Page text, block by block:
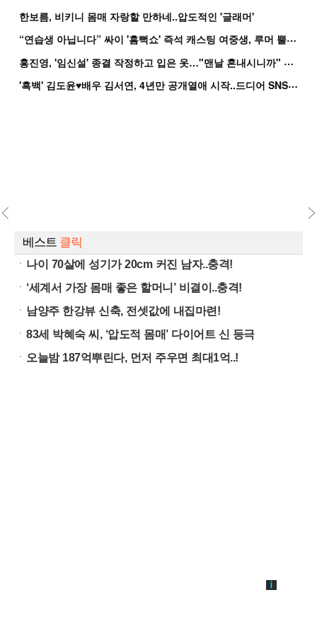
한보름, 비키니 몸매 자랑할 만하네..압도적인 '글래머'
“
연습생 아닙니다” 싸이 '흠뻑쇼' 즉석 캐스팅 여중생, 루머 뿔났다[Oh!쎈 이...
홍
진영, '임신설' 종결 작정하고 입은 옷…"맨날 혼내시니까" 억울
'
흑백' 김도윤♥배우 김서연, 4년만 공개열애 시작..드디어 SNS에 노출 [핫피...